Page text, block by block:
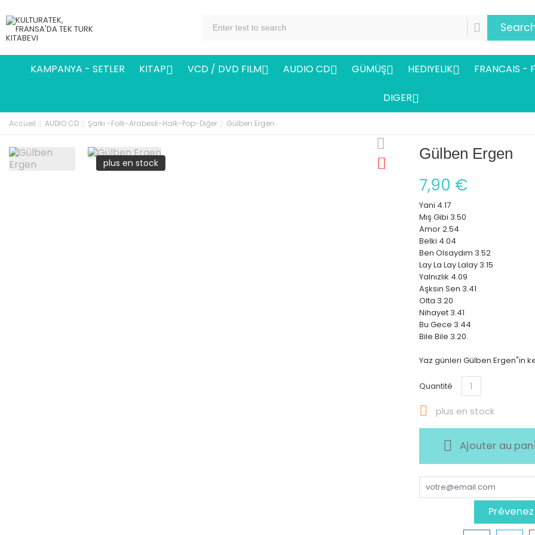
KAMPANYA - SETLER KITAP VCD / DVD FILM AUDIO CD GÜMÜŞ HEDIYELIK FRANCAIS -
DIGER
Accueil AUDIO CD Şarkı -Folk-Arabesk-Halk-Pop-Diğer Gülben Ergen
plus en stock
Gülben Ergen
7,90 €
Yani 4.17
Mış Gibi 3.50
Amor 2.54
Belki 4.04
Ben Olsaydım 3.52
Lay La Lay Lalay 3.15
Yalnızlık 4.09
Aşksın Sen 3.41
Olta 3.20
Nihayet 3.41
Bu Gece 3.44
Bile Bile 3.20.
Yaz günleri Gülben Ergen"in
Quantité
 plus en stock
Ajouter au